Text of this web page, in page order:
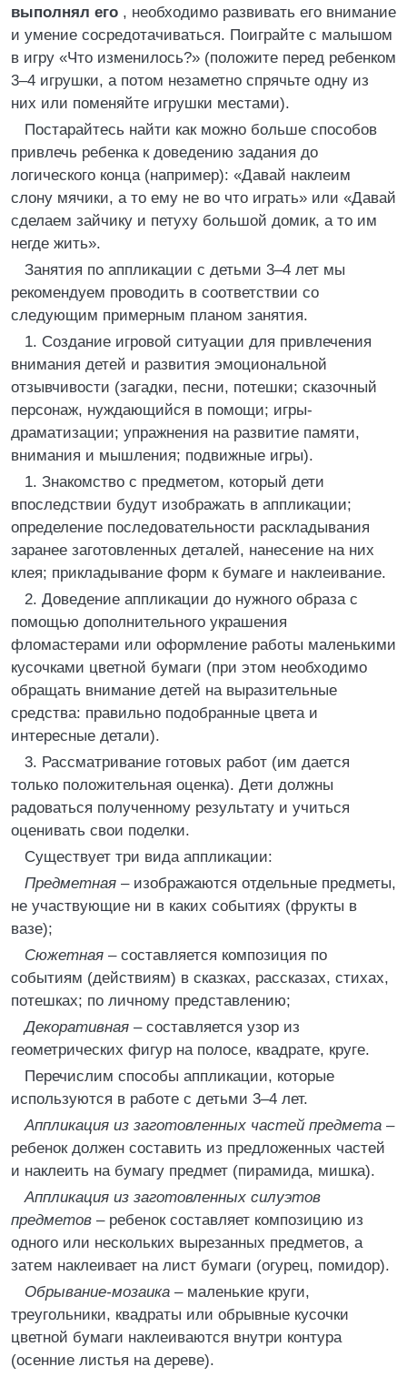
выполнял его , необходимо развивать его внимание
и умение сосредотачиваться. Поиграйте с малышом
в игру «Что изменилось?» (положите перед ребенком
3–4 игрушки, а потом незаметно спрячьте одну из
них или поменяйте игрушки местами).
Постарайтесь найти как можно больше способов
привлечь ребенка к доведению задания до
логического конца (например): «Давай наклеим
слону мячики, а то ему не во что играть» или «Давай
сделаем зайчику и петуху большой домик, а то им
негде жить».
Занятия по аппликации с детьми 3–4 лет мы
рекомендуем проводить в соответствии со
следующим примерным планом занятия.
1. Создание игровой ситуации для привлечения
внимания детей и развития эмоциональной
отзывчивости (загадки, песни, потешки; сказочный
персонаж, нуждающийся в помощи; игры-
драматизации; упражнения на развитие памяти,
внимания и мышления; подвижные игры).
1. Знакомство с предметом, который дети
впоследствии будут изображать в аппликации;
определение последовательности раскладывания
заранее заготовленных деталей, нанесение на них
клея; прикладывание форм к бумаге и наклеивание.
2. Доведение аппликации до нужного образа с
помощью дополнительного украшения
фломастерами или оформление работы маленькими
кусочками цветной бумаги (при этом необходимо
обращать внимание детей на выразительные
средства: правильно подобранные цвета и
интересные детали).
3. Рассматривание готовых работ (им дается
только положительная оценка). Дети должны
радоваться полученному результату и учиться
оценивать свои поделки.
Существует три вида аппликации:
Предметная – изображаются отдельные предметы,
не участвующие ни в каких событиях (фрукты в
вазе);
Сюжетная – составляется композиция по
событиям (действиям) в сказках, рассказах, стихах,
потешках; по личному представлению;
Декоративная – составляется узор из
геометрических фигур на полосе, квадрате, круге.
Перечислим способы аппликации, которые
используются в работе с детьми 3–4 лет.
Аппликация из заготовленных частей предмета –
ребенок должен составить из предложенных частей
и наклеить на бумагу предмет (пирамида, мишка).
Аппликация из заготовленных силуэтов
предметов – ребенок составляет композицию из
одного или нескольких вырезанных предметов, а
затем наклеивает на лист бумаги (огурец, помидор).
Обрывание-мозаика – маленькие круги,
треугольники, квадраты или обрывные кусочки
цветной бумаги наклеиваются внутри контура
(осенние листья на дереве).